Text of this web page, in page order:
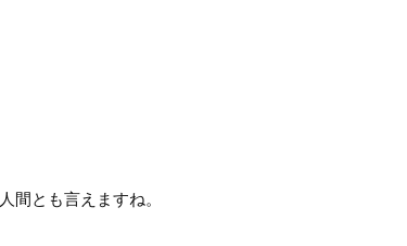
間とも言えますね。